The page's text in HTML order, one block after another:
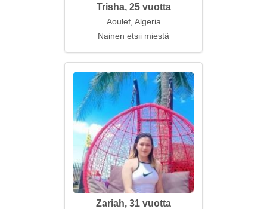
Trisha, 25 vuotta
Aoulef, Algeria
Nainen etsii miestä
Zariah, 31 vuotta